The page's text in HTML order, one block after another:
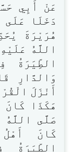
عَنْ أَبِي
دَخَلَا عَلَى
هُرَيْرَةَ
اللَّهُ
الطِّيَرَةُ
وَالدَّارِ
أَنْزَلَ
هَكَذَا
صَلَّى اللَّهُ
كَانَ أَهْلُ
الطِّيَرَةُ